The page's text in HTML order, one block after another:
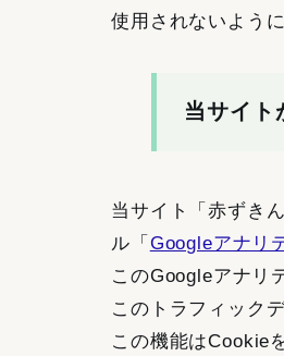
使用されないよう
当サイト
当サイト「赤ずき
ル「 Googleアナリ
このGoogleアナリ
このトラフィック
この機能はCookie